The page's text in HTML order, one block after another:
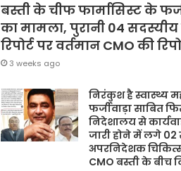
बस्ती के चीफ फार्मासिस्ट के
का मामला, पुरानी 04
रिपोर्ट पर वर्तमान CMO की
3 weeks ago
निरंकुश है स्वास्थ्य
फर्जीवाड़ा साबित
निदेशालय से
जारी होने में लगे
अपरनिदेशक
CMO बस्ती के बीच